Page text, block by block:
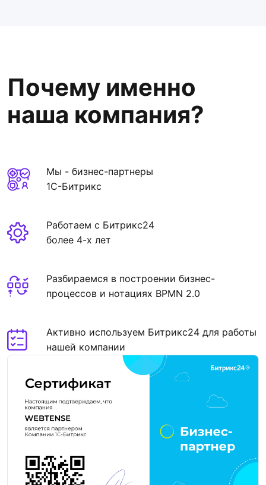
Почему именно
наша компания?
Мы - бизнес-партнеры
1С-Битрикс
Работаем с Битрикс24
более 4-х лет
Разбираемся в построении бизнес-
процессов и нотациях BPMN 2.0
Активно используем Битрикс24 для работы
нашей компании